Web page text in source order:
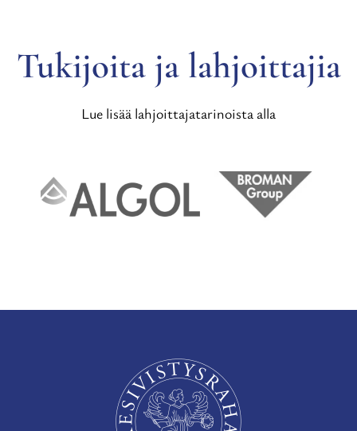
Tukijoita ja lahjoittajia
Lue lisää lahjoittajatarinoista alla